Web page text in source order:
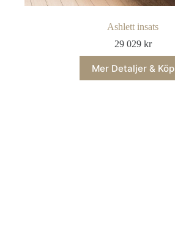
Ashlett insats
29 029 kr
Mer Detaljer & Köp